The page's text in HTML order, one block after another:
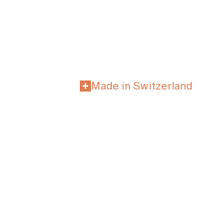
Made in Switzerland